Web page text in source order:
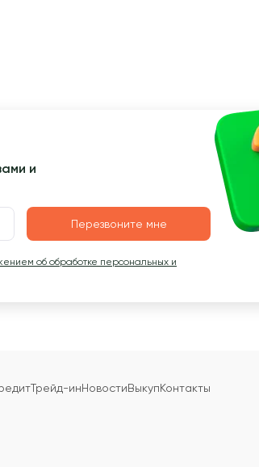
и
Перезвоните мне
об обработке персональных и
Трейд-инНовостиВыкупКонтакты